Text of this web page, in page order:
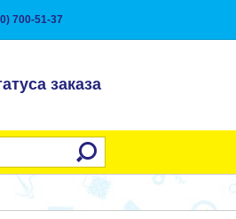
700-51-37
заказа